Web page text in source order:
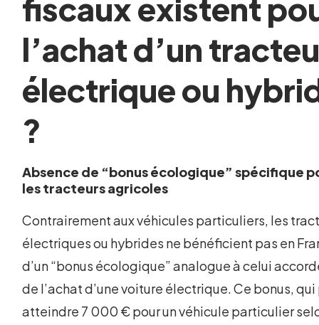
fiscaux existent
l’achat d’un
électrique ou
?
Absence de “bonus écologique” spécifique
les tracteurs agricoles
Contrairement aux véhicules particuliers, les
électriques ou hybrides ne bénéficient pas en
d’un “bonus écologique” analogue à celui
de l’achat d’une voiture électrique. Ce bonus,
atteindre 7 000 € pour un véhicule particulier